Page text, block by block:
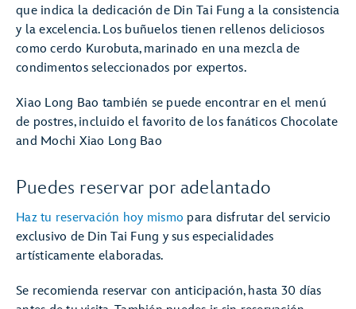
que indica la dedicación de Din Tai Fung a la consistencia
y la excelencia. Los buñuelos tienen rellenos deliciosos
como cerdo Kurobuta, marinado en una mezcla de
condimentos seleccionados por expertos.
Xiao Long Bao también se puede encontrar en el menú
de postres, incluido el favorito de los fanáticos Chocolate
and Mochi Xiao Long Bao
Puedes reservar por adelantado
Haz tu reservación hoy mismo para disfrutar del servicio
exclusivo de Din Tai Fung y sus especialidades
artísticamente elaboradas.
Se recomienda reservar con anticipación, hasta 30 días